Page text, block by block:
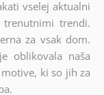
vselej aktualni
trendi.
za vsak dom.
oblikovala naša
ki so jih za